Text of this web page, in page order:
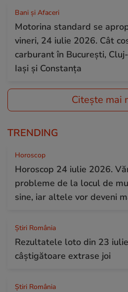
Bani și Afaceri
Motorina standard se
vineri, 24 iulie 2026. Cât
carburant în București,
Iași și Constanța
Citește mai
TRENDING
Horoscop
Horoscop 24 iulie 2026.
probleme de la locul de
sine, iar altele vor deveni
Știri România
Rezultatele loto din 23
câștigătoare extrase joi
Știri România